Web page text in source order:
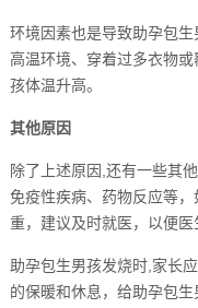
环境因素也是导致助孕包
高温环境、穿着过多衣物
孩体温升高。
其他原因
除了上述原因,还有一些其
免疫性疾病、药物反应等
重，建议及时就医，以便医
助孕包生男孩发烧时,家长
的保暖和休息，给助孕包生